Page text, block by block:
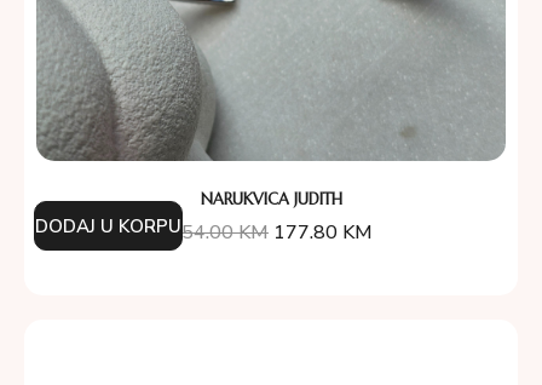
NARUKVICA JUDITH
254.00KM 177.80 KM
DODAJ U KORPU